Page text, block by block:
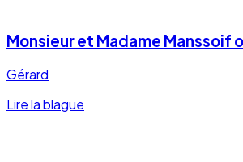
Monsieur et Madame Manssoif
Gérard
Lire la blague